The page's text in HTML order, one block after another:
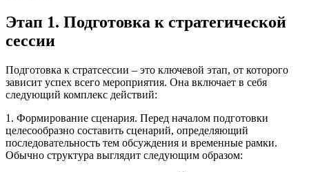
Этап 1. Подготовка к стратегической
сессии
Подготовка к стратсессии – это ключевой этап, от которого
зависит успех всего мероприятия. Она включает в себя
следующий комплекс действий:
1. Формирование сценария. Перед началом подготовки
целесообразно составить сценарий, определяющий
последовательность тем обсуждения и временные рамки.
Обычно структура выглядит следующим образом: